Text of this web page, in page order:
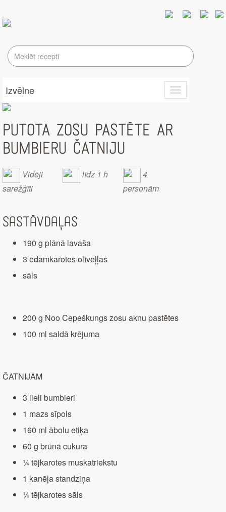
Toggle
navigation
Izvēlne
PUTOTA ZOSU PASTĒTE AR
BUMBIERU ČATNIJU
Vidēji
sarežģīti
līdz 1 h
4
personām
Sastāvdaļas
190 g plānā lavaša
3 ēdamkarotes olīveļļas
sāls
200 g Noo Cepeškungs zosu aknu pastētes
100 ml saldā krējuma
ČATNIJAM
3 lieli bumbieri
1 mazs sīpols
160 ml ābolu etiķa
60 g brūnā cukura
¼ tējkarotes muskatriekstu
1 kanēļa standziņa
¼ tējkarotes sāls